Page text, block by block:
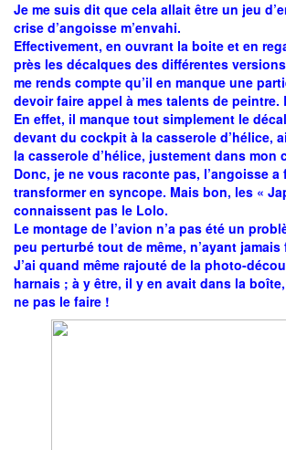
Je me suis dit que cela allait être un jeu
crise d’angoisse m’envahi.
Effectivement, en ouvrant la boite et en
près les décalques des différentes
me rends compte qu’il en manque une
devoir faire appel à mes talents de peintre.
En effet, il manque tout simplement le
devant du cockpit à la casserole d’hélice,
la casserole d’hélice, justement dans mon
Donc, je ne vous raconte pas, l’angoisse a
transformer en syncope. Mais bon, les «
connaissent pas le Lolo.
Le montage de l’avion n’a pas été un
peu perturbé tout de même, n’ayant
J’ai quand même rajouté de la photo-
harnais ; à y être, il y en avait dans la
ne pas le faire !